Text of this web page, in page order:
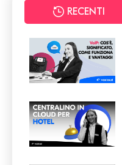
RECENTI